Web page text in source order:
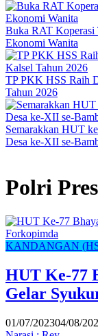
Buka RAT Koperasi
Ekonomi Wanita
TP PKK HSS Raih
Tahun 2026
Semarakkan HUT
Desa ke-XII se-
Polri
KANDANGAN
HUT Ke-77
Gelar
01/07/202304/08/